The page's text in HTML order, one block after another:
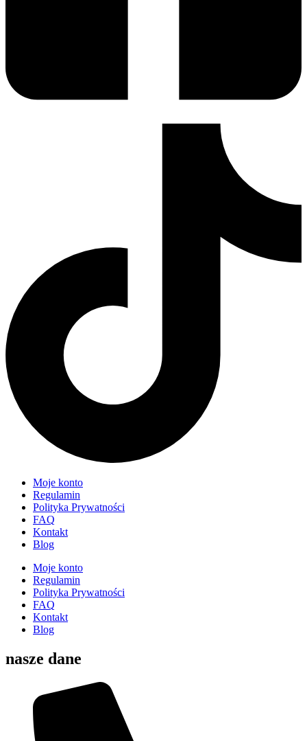
Moje konto
Regulamin
Polityka Prywatności
FAQ
Kontakt
Blog
Moje konto
Regulamin
Polityka Prywatności
FAQ
Kontakt
Blog
nasze dane